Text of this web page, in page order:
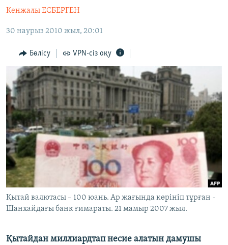
main
Skip
Search
АДАМ ҚҰҚЫҚТАРЫ
ӘЛЕУМЕТ
ӘЛЕМ
АРНАЙЫ ЖОБАЛАР
Русский
ЖАЗЫЛЫҢЫЗ
Басқа тілдерде
Кенжалы ЕСБЕРГЕН
30 наурыз 2010 жыл, 20:01
Бөлісу VPN-сіз оқу
Қытай валютасы – 100 юань. Ар жағында көрініп тұрған -
Шанхайдағы банк ғимараты. 21 мамыр 2007 жыл.
Қытайдан миллиардтап несие алатын дамушы